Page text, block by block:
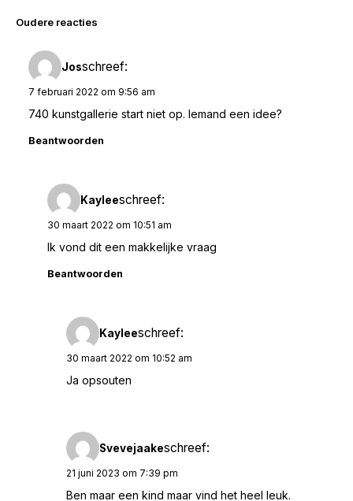
Reacties
navigatie
Oudere reacties
Josschreef:
7 februari 2022 om 9:56 am
740 kunstgallerie start niet op. Iemand een idee?
Beantwoorden
Kayleeschreef:
30 maart 2022 om 10:51 am
Ik vond dit een makkelijke vraag
Beantwoorden
Kayleeschreef:
30 maart 2022 om 10:52 am
Ja opsouten
Svevejaakeschreef:
21 juni 2023 om 7:39 pm
Ben maar een kind maar vind het heel leuk.